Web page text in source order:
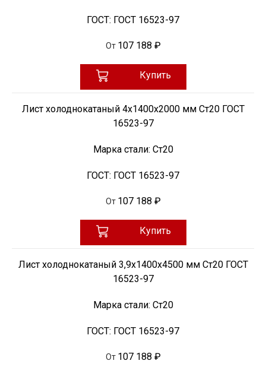
ГОСТ: ГОСТ 16523-97
От 107 188 ₽
Купить
Лист холоднокатаный 4х1400х2000 мм Ст20 ГОСТ
16523-97
Марка стали: Ст20
ГОСТ: ГОСТ 16523-97
От 107 188 ₽
Купить
Лист холоднокатаный 3,9х1400х4500 мм Ст20 ГОСТ
16523-97
Марка стали: Ст20
ГОСТ: ГОСТ 16523-97
От 107 188 ₽